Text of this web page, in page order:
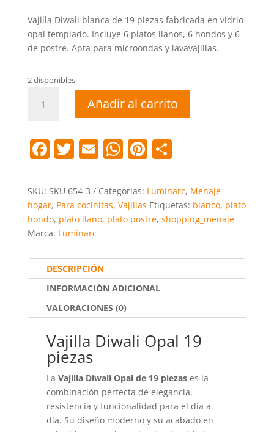
original
era:
40,10 €.
actual
es:
34,09 €.
Vajilla Diwali blanca de 19 piezas fabricada en vidrio
opal templado. Incluye 6 platos llanos, 6 hondos y 6
de postre. Apta para microondas y lavavajillas.
2 disponibles
Diwali
piezas
Añadir al carrito
F
c
e
b
o
k
T
itt
er
E
ai
l
W
at
s
A
p
Pi
er
e
st
C
m
p
ar
SKU: SKU 654-3 Categorías: Luminarc, Menaje
hogar, Para cocinitas, Vajillas Etiquetas: blanco, plato
hondo, plato llano, plato postre, shopping_menaje
Marca: Luminarc
DESCRIPCIÓN
INFORMACIÓN ADICIONAL
VALORACIONES (0)
Vajilla Diwali Opal 19
piezas
La Vajilla Diwali Opal de 19 piezases la
combinación perfecta de elegancia,
resistencia y funcionalidad para el día a
día. Su diseño moderno y su acabado en